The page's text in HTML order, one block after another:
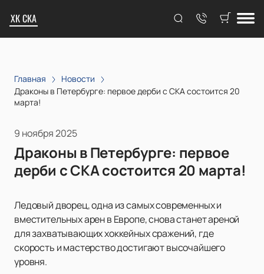
ХК СКА
Главная
Новости
Драконы в Петербурге: первое дерби с СКА состоится 20
марта!
9 ноября 2025
Драконы в Петербурге: первое
дерби с СКА состоится 20 марта!
Ледовый дворец, одна из самых современных и
вместительных арен в Европе, снова станет ареной
для захватывающих хоккейных сражений, где
скорость и мастерство достигают высочайшего
уровня.